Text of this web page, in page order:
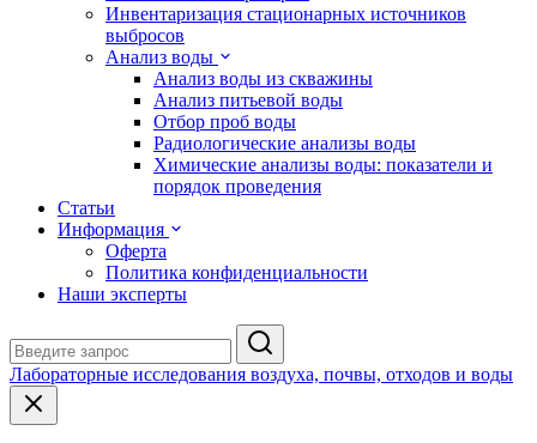
Инвентаризация стационарных источников
выбросов
Анализ воды
Анализ воды из скважины
Анализ питьевой воды
Отбор проб воды
Радиологические анализы воды
Химические анализы воды: показатели и
порядок проведения
Статьи
Информация
Оферта
Политика конфиденциальности
Наши эксперты
Лабораторные исследования воздуха, почвы, отходов и воды